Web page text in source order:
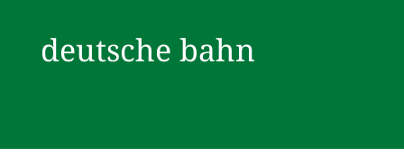
deutsche bahn